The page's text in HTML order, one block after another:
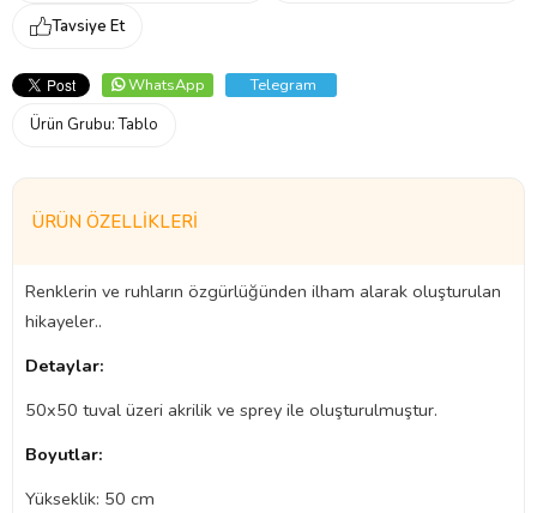
Tavsiye Et
WhatsApp
Telegram
Ürün Grubu:Tablo
ÜRÜN ÖZELLIKLERI
Renklerin ve ruhların özgürlüğünden ilham alarak oluşturulan
hikayeler..
Detaylar:
50x50 tuval üzeri akrilik ve sprey ile oluşturulmuştur.
Boyutlar:
Yükseklik: 50 cm